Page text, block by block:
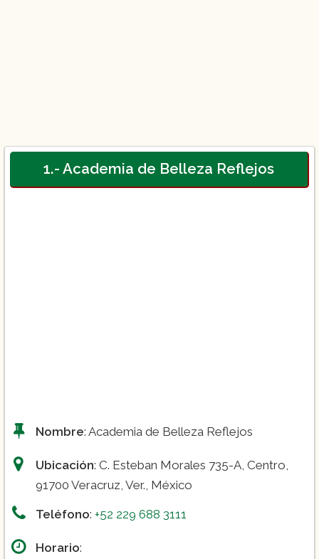
1.- Academia de Belleza Reflejos
Nombre: Academia de Belleza Reflejos
Ubicación: C. Esteban Morales 735-A, Centro,
91700 Veracruz, Ver., México
Teléfono: +52 229 688 3111
Horario: